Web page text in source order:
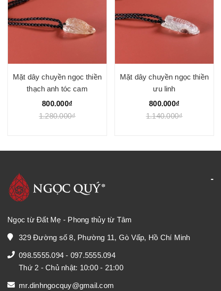
Mặt dây chuyền ngọc thiền
thạch anh tóc cam
800.000₫
1.280.000₫
Mặt dây chuyền ngọc thiền
ưu linh
800.000₫
1.140.000₫
Ngọc từ Đất Mẹ - Phong thủy từ Tâm
329 Đường số 8, Phường 11, Gò Vấp, Hồ Chí Minh
098.5555.094 - 097.5555.094
Thứ 2 - Chủ nhật: 10:00 - 21:00
mr.dinhngocquy@gmail.com